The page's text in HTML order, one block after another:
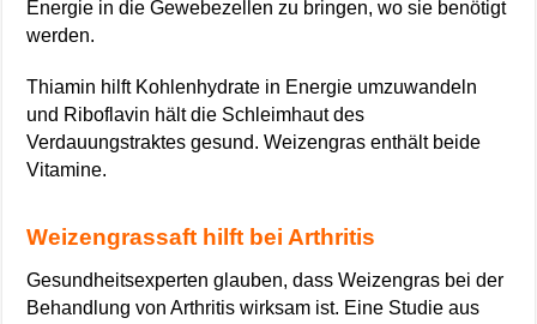
Energie in die Gewebezellen zu bringen, wo sie benötigt
werden.
Thiamin hilft Kohlenhydrate in Energie umzuwandeln
und Riboflavin hält die Schleimhaut des
Verdauungstraktes gesund. Weizengras enthält beide
Vitamine.
Weizengrassaft hilft bei Arthritis
Gesundheitsexperten glauben, dass Weizengras bei der
Behandlung von Arthritis wirksam ist. Eine Studie aus